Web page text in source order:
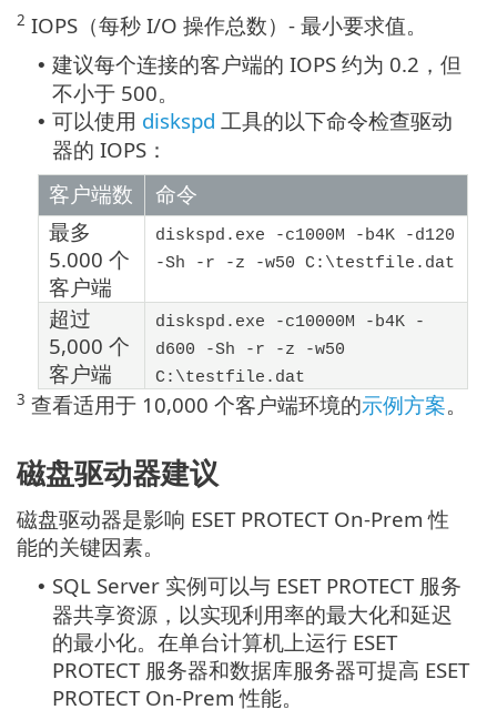
2 IOPS（每秒 I/O 操作总数）- 最小要求值。
• 建议每个连接的客户端的 IOPS 约为 0.2，但
不小于 500。
• 可以使用 diskspd 工具的以下命令检查驱动
器的 IOPS：
客户端数
命令
最多
5.000 个
客户端
diskspd.exe -c1000M -b4K -d120
-Sh -r -z -w50 C:\testfile.dat
超过
5,000 个
客户端
diskspd.exe -c10000M -b4K -
d600 -Sh -r -z -w50
C:\testfile.dat
3 查看适用于 10,000 个客户端环境的示例方案。
磁盘驱动器建议
磁盘驱动器是影响 ESET PROTECT On-Prem 性
能的关键因素。
• SQL Server 实例可以与 ESET PROTECT 服务
器共享资源，以实现利用率的最大化和延迟
的最小化。在单台计算机上运行 ESET
PROTECT 服务器和数据库服务器可提高 ESET
PROTECT On-Prem 性能。